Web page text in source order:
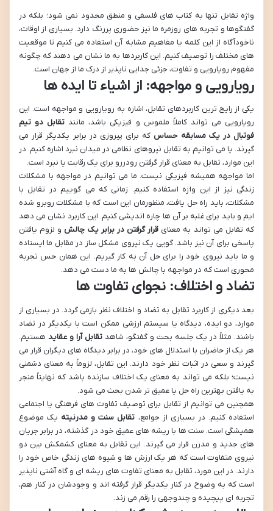
واژه تقابل تنها به کتاب های فلسفی و منطق محدود نمی شود؛ بلکه در
گفتگوها و تجربه های روزمره ما نیز حضوری پررنگ دارد. بسیاری از اوقات،
ناخودآگاه از این کلمه یا مفاهیم مشابه آن استفاده می کنیم تا موقعیت
های مختلف را توصیف کنیم. این کاربردها به ما نشان می دهند که چگونه
مفهوم رویارویی و تفاوت، جزئی جدایی ناپذیر از درک ما از جهان است.
رویارویی و مواجهه: از اشیاء تا ایده ها
یکی از رایج ترین کاربردهای تقابل، اشاره به رویارویی و مواجهه است. این
رویارویی می تواند کاملاً ملموس و فیزیکی باشد، مانند تقابل دو تیم
فوتبال در یک مسابقه حساس که برای پیروزی در برابر یکدیگر قرار می
گیرند. یا می توانیم به تقابل نیروهای نظامی در میدان نبرد اشاره کنیم. در
این موارد، تقابل به معنای قرار گرفتن رودررو برای یک رقابت یا نبرد است.
اما مواجهه همیشه فیزیکی نیست. ما می توانیم در مواجهه با مشکلات
زندگی نیز از این واژه استفاده کنیم. زمانی که می گوییم در تقابل با
مشکلات، باید راه حل یافت، منظورمان این است که با مشکلات روبرو شده
ایم و باید برای غلبه بر آن ها چاره اندیشی کنیم. این کاربرد نشان می دهد
که تقابل می تواند به معنای قرار گرفتن در برابر یک چالش و لزوم یافتن
پاسخی برای آن نیز باشد. گویی یک نیروی مشکل ساز در مقابل ما ایستاده
و ما باید نیروی خود را برای حل آن به کار گیریم. این همان حس تجربه
محوری است که در مواجهه با چالش ها به ما دست می دهد.
تضاد و اختلاف: نجوای تفاوت ها
بعد دیگری از کاربرد تقابل به تضاد و اختلاف نظر بازمی گردد. در بسیاری از
موارد، دو ایده، دیدگاه یا سیستم ارزشی ممکن است با یکدیگر در تضاد
باشند. مثلاً در یک جلسه بحث و گفتگو، شاهد تقابل آرا و عقاید هستیم.
هر یک از حاضران با استدلال های خود، در برابر دیدگاه های دیگران قرار می
گیرند و سعی در اثبات نظر خود دارند. این تقابل، لزوماً به معنای دشمنی
نیست؛ بلکه می تواند به معنای یک اختلاف سازنده باشد که نهایتاً منجر
به یافتن بهترین راه حل یا عمیق تر شدن بحث می شود.
همچنین می توانیم از تقابل برای توصیف تفاوت های فرهنگی یا اجتماعی
استفاده کنیم. در بسیاری از جوامع، تقابل سنت و مدرنیته یک موضوع
همیشگی است. سنت ها با ریشه های عمیق خود در گذشته، در برابر جریان
های جدید و مدرن قرار می گیرند. این تقابل به معنای کشمکش بین دو
نیروی متفاوت است که هر یک ارزش ها و شیوه های زندگی خاص خود را
دارند. در این مورد، تقابل به معنای تفاوت های ریشه ای و گاه آشتی ناپذیر
است که به وضوح در کنار یکدیگر قرار گرفته اند و وجودشان در کنار هم،
تجربه ای پیچیده و چندوجهی را رقم می زند.